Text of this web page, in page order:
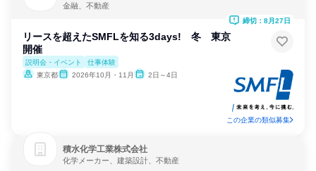
金融、不動産
リースを超えたSMFLを知る3days! 冬 東京
開催
説明会・イベント
仕事体験
東京都
2026年10月・11月 2日～4日
締切：8月27日
この企業の類似募集
積水化学工業株式会社
化学メーカー、建築設計、不動産